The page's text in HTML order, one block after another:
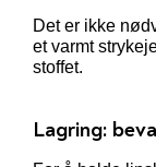
Det er ikke
et varmt
stoffet.
Lagring: